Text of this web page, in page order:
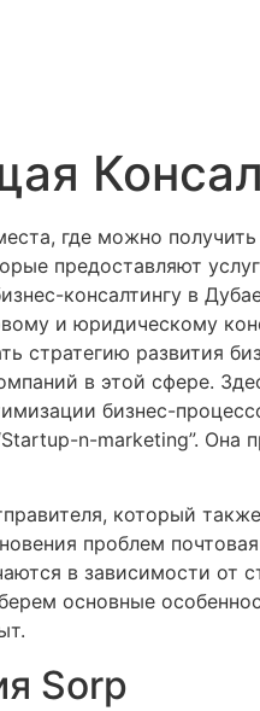
где можно
предоставляют
консалтингу в
и юридическому
стратегию развития
в этой сфере.
бизнес-
n-marketing”.
который
проблем
в зависимости от
основные
Sorp